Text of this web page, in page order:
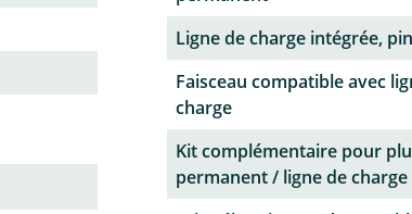
Ligne de charge intégrée,
Faisceau compatible avec
charge
Kit complémentaire pour
permanent / ligne de charge